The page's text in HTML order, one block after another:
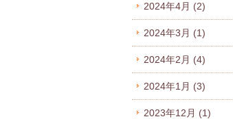
2024年4月 (2)
2024年3月 (1)
2024年2月 (4)
2024年1月 (3)
2023年12月 (1)